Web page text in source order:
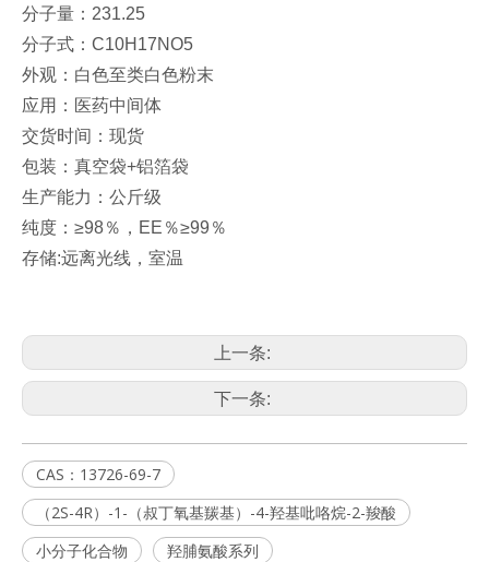
分子量：231.25
分子式：C10H17NO5
外观：白色至类白色粉末
应用：医药中间体
交货时间：现货
包装：真空袋+铝箔袋
生产能力：公斤级
纯度：≥98％，EE％≥99％
存储:远离光线，室温
上一条:
下一条:
CAS：13726-69-7
（2S-4R）-1-（叔丁氧基羰基）-4-羟基吡咯烷-2-羧酸
小分子化合物
羟脯氨酸系列